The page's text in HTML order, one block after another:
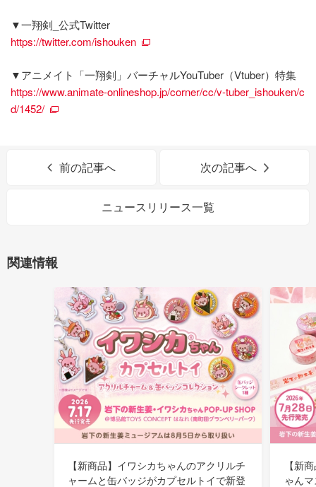
▼一翔剣_公式Twitter
https://twitter.com/ishouken
▼アニメイト「一翔剣」バーチャルYouTuber（Vtuber）特集
https://www.animate-onlineshop.jp/corner/cc/v-tuber_ishouken/c
d/1452/
前の記事へ 次の記事へ
ニュースリリース一覧
関連情報
【新商品】イワシカちゃんのアクリルチ
ャームと缶バッジがカプセルトイで新登
【新
ゃん